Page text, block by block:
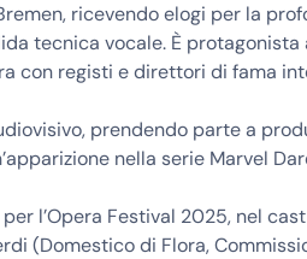
ricevendo elogi per la
tecnica vocale. È
con registi e direttori di fama
prendendo parte a
nella serie Marvel
l’Opera Festival 2025, nel
(Domestico di Flora,